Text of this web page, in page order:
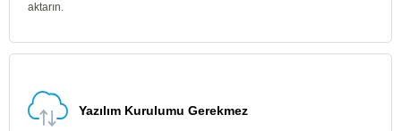
aktarın.
Yazılım Kurulumu Gerekmez